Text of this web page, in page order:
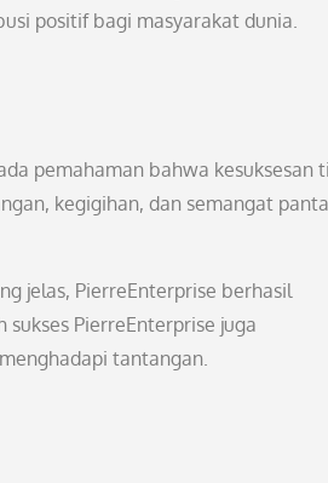
positif bagi masyarakat dunia.
pemahaman bahwa kesuksesan
kegigihan, dan semangat
jelas, PierreEnterprise berhasil
PierreEnterprise juga
tantangan.